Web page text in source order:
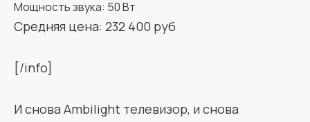
Мощность звука: 50 Вт
Средняя цена: 232 400 руб
[/info]
И снова Ambilight телевизор, и снова